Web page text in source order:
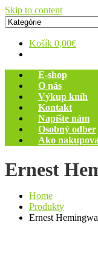
Skip to content
Zelený dom
Antikvariát
Košík 0,00€
E-shop
O nás
Výkup kníh
Kontakt
Napíšte nám
Osobný odber
Ako
Ernest
Home
Produkty
Ernest